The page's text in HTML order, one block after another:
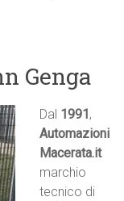
Genga
Dal 1991 ,
Automazioni
Macerata.it
marchio
tecnico di